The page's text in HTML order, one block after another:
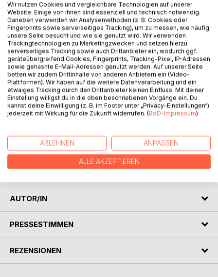
IN DEN WARENKORB
Auf die Merkliste
Titel bewerten
Das Buch schildert die lustigen Erlebnisse des Autors Heinz
Müller auf und hinter der Bühne als Operetten-Sänger ,
Quartett-Mitglied und Chorsänger im In- und Ausland.
AUTOR/IN
PRESSESTIMMEN
REZENSIONEN
Wir nutzen Cookies und vergleichbare Technologien auf unserer
Website. Einige von ihnen sind essenziell und technisch notwendig.
Daneben verwenden wir Analysemethoden (z. B. Cookies oder
Fingerprints sowie serverseitiges Tracking), um zu messen, wie häufig
unsere Seite besucht und wie sie genutzt wird. Wir verwenden
Trackingtechnologien zu Marketingzwecken und setzen hierzu
serverseitiges Tracking sowie auch Drittanbieter ein, wodurch ggf.
geräteübergreifend Cookies, Fingerprints, Tracking-Pixel, IP-Adressen
sowie gehashte E-Mail-Adressen genutzt werden. Auf unserer Seite
betten wir zudem Drittinhalte von anderen Anbietern ein (Video-
Plattformen). Wir haben auf die weitere Datenverarbeitung und ein
etwaiges Tracking durch den Drittanbieter keinen Einfluss. Mit deiner
Einstellung willigst du in die oben beschriebenen Vorgänge ein. Du
kannst deine Einwilligung (z. B. im Footer unter „Privacy-Einstellungen“)
jederzeit mit Wirkung für die Zukunft widerrufen. (BoD-Impressum)
ABLEHNEN ANPASSEN
ALLE AKZEPTIEREN